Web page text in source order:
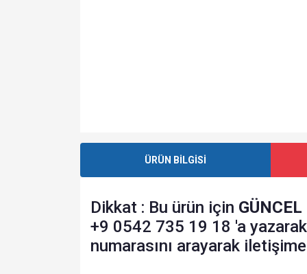
ÜRÜN BİLGİSİ
Dikkat : Bu ürün için
+9 0542 735 19 18 'a
numarasını arayarak